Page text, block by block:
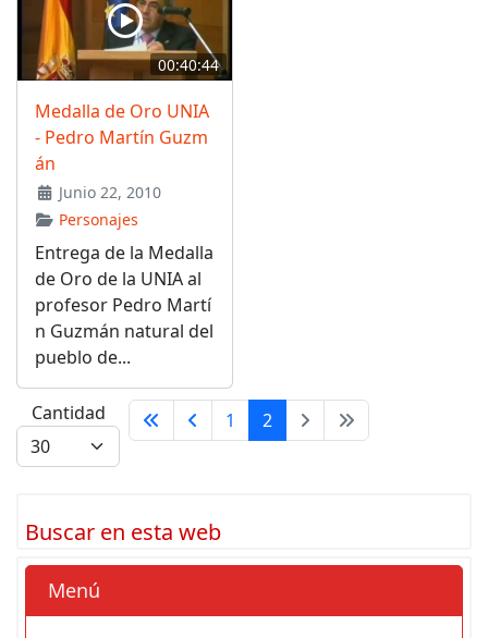
00:40:44
Medalla de Oro UNIA
- Pedro Martín Guzm
án
Junio 22, 2010
Personajes
Entrega de la Medalla
de Oro de la UNIA al
profesor Pedro Martí
n Guzmán natural del
pueblo de...
Cantidad 1 2
Buscar en esta web
Menú